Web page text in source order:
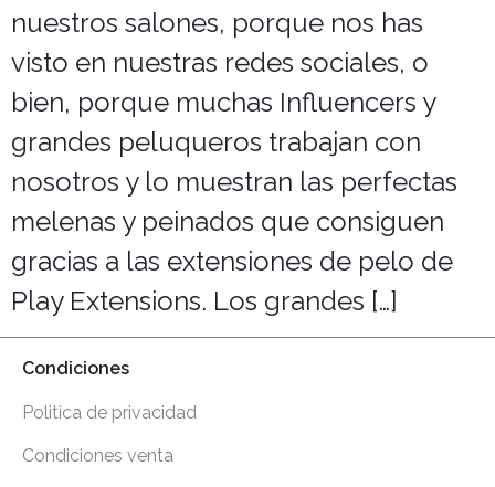
nuestros salones, porque nos has
visto en nuestras redes sociales, o
bien, porque muchas Influencers y
grandes peluqueros trabajan con
nosotros y lo muestran las perfectas
melenas y peinados que consiguen
gracias a las extensiones de pelo de
Play Extensions. Los grandes […]
Condiciones
Politica de privacidad
Condiciones venta